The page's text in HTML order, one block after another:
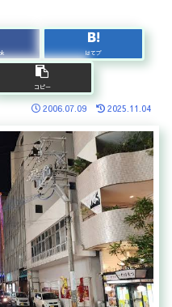
はてブ
コピー
2006.07.09 2025.11.04